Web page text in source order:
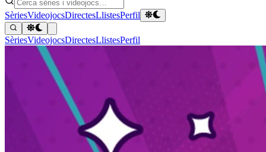
SèriesVideojocsDirectesLlistesPerfil
SèriesVideojocsDirectesLlistesPerfil